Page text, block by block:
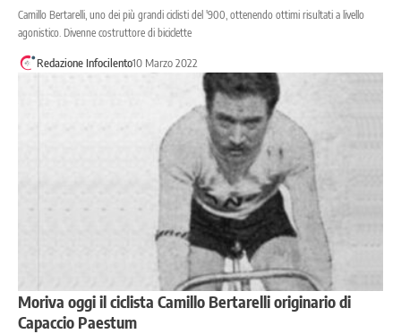
Camillo Bertarelli, uno dei più grandi ciclisti del '900, ottenendo ottimi risultati a livello
agonistico. Divenne costruttore di biciclette
Redazione Infocilento10 Marzo 2022
Moriva oggi il ciclista Camillo Bertarelli originario di
Capaccio Paestum